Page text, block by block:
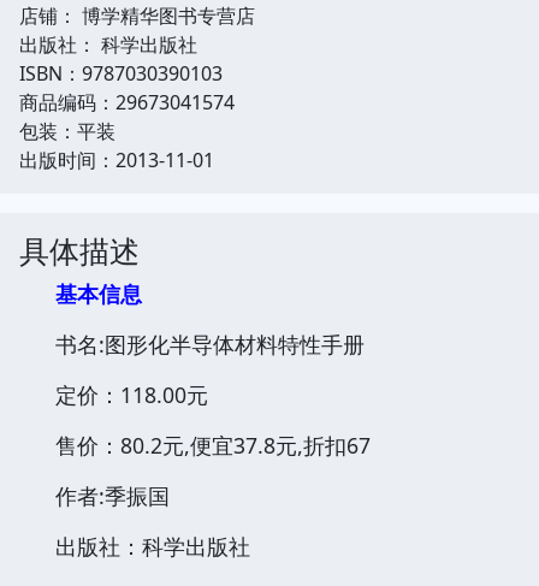
店铺： 博学精华图书专营店
出版社： 科学出版社
ISBN：9787030390103
商品编码：29673041574
包装：平装
出版时间：2013-11-01
具体描述
基本信息
书名:图形化半导体材料特性手册
定价：118.00元
售价：80.2元,便宜37.8元,折扣67
作者:季振国
出版社：科学出版社